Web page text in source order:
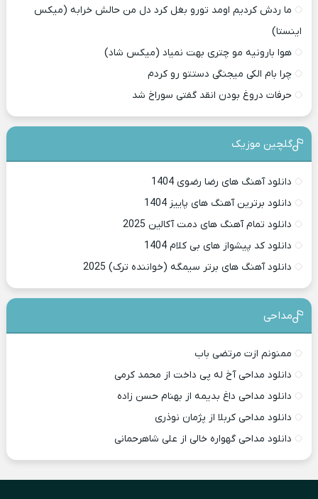
ما ردش کردیم اومد تورو بغل کرد دل من حالش خرابه (میکس
اینستا)
هوا بارونیه مو چتری بهت نمیاد (میکس شاد)
چرا بام الکی میجنگی دستتو رو کردم
حرفات دروغ بودن انقد گفتی سوراخ شد
گلچین موزیک
دانلود آهنگ های رضا رضوی 1404
دانلود برترین آهنگ های پاییز 1404
دانلود تمام آهنگ های دمت آکالین 2025
دانلود کد پیشواز های بی کلام 1404
دانلود آهنگ های برتر سیمگه (خواننده ترک) 2025
مداحی
ممنونم ازت مرتضی باب
دانلود مداحی آخ له پی داخت از محمد کرمی
دانلود مداحی داغ بدیمه از بهنام حسن زاده
دانلود مداحی کربلا از پژمان نوذری
دانلود مداحی گهواره خالی از علی شاهرحمانی